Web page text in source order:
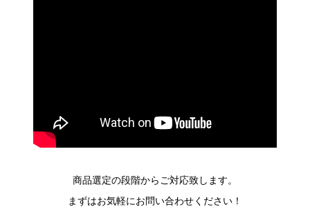
商品選定の段階からご対応致します。
まずはお気軽にお問い合わせください！